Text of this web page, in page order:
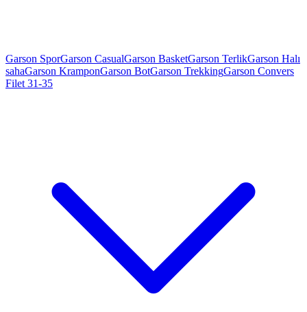
Garson SporGarson CasualGarson BasketGarson TerlikGarson Halı
sahaGarson KramponGarson BotGarson TrekkingGarson Convers
Filet 31-35